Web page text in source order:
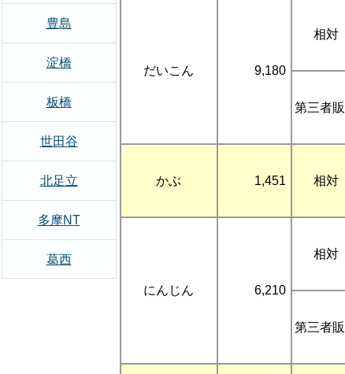
だいこん 9,180
相対
第三者
かぶ 1,451 相対
にんじん 6,210
相対
第三者
豊島
淀橋
板橋
世田谷
北足立
多摩NT
葛西